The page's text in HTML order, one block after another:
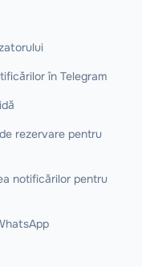
în Telegram
rezervare pentru
notificărilor pentru